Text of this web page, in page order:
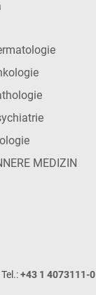
MEDIZIN
+43 1 4073111-0